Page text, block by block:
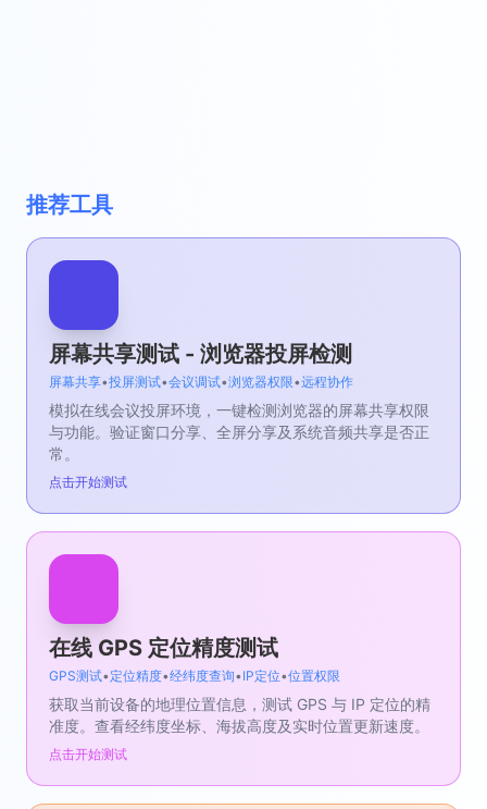
推荐工具
屏幕共享测试 - 浏览器投屏检测
屏幕共享•投屏测试•会议调试•浏览器权限•远程协作
模拟在线会议投屏环境，一键检测浏览器的屏幕共享权限
与功能。验证窗口分享、全屏分享及系统音频共享是否正
常。
点击开始测试
在线 GPS 定位精度测试
GPS测试•定位精度•经纬度查询•IP定位•位置权限
获取当前设备的地理位置信息，测试 GPS 与 IP 定位的精
准度。查看经纬度坐标、海拔高度及实时位置更新速度。
点击开始测试